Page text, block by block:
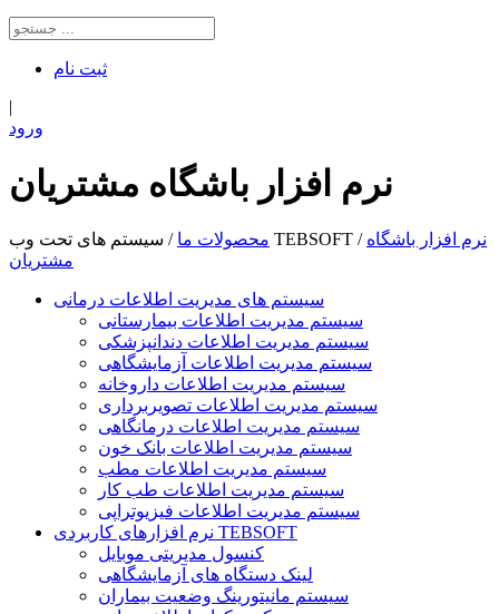
ثبت‌ نام
|
ورود
نرم افزار باشگاه مشتریان
محصولات ما / سیستم های تحت وب TEBSOFT / نرم افزار باشگاه
مشتریان
سیستم های مدیریت اطلاعات درمانی
سیستم مدیریت اطلاعات بیمارستانی
سیستم مدیریت اطلاعات دندانپزشکی
سیستم مدیریت اطلاعات آزمایشگاهی
سیستم مدیریت اطلاعات داروخانه
سیستم مدیریت اطلاعات تصویربرداری
سیستم مدیریت اطلاعات درمانگاهی
سیستم مدیریت اطلاعات بانک خون
سیستم مدیریت اطلاعات مطب
سیستم مدیریت اطلاعات طب کار
سیستم مدیریت اطلاعات فیزیوتراپی
نرم افزارهای کاربردی TEBSOFT
کنسول مدیریتی موبایل
لینک دستگاه های آزمایشگاهی
سیستم مانیتورینگ وضعیت بیماران